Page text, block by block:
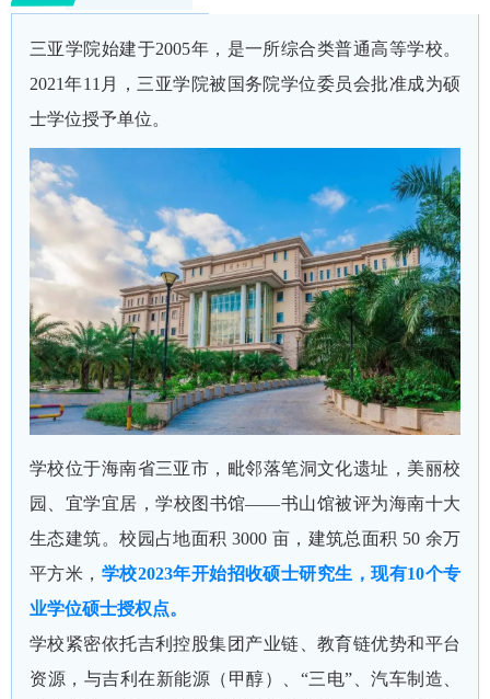
三亚学院始建于2005年，是一所综合类普通高等学校。
2021年11月，三亚学院被国务院学位委员会批准成为硕
士学位授予单位。
学校位于海南省三亚市，毗邻落笔洞文化遗址，美丽校
园、宜学宜居，学校图书馆——书山馆被评为海南十大
生态建筑。校园占地面积 3000 亩，建筑总面积 50 余万
平方米， 学校2023年开始招收硕士研究生，现有10个专
业学位硕士授权点。
学校紧密依托吉利控股集团产业链、教育链优势和平台
资源，与吉利在新能源（甲醇）、“三电”、汽车制造、